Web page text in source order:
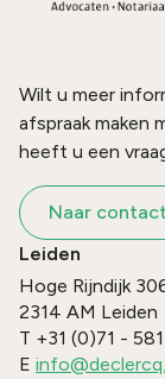
Wilt u meer
afspraak maken
heeft u een
Naar contact
Leiden
Hoge Rijndijk
2314 AM Leiden
T +31 (0)71 -
E